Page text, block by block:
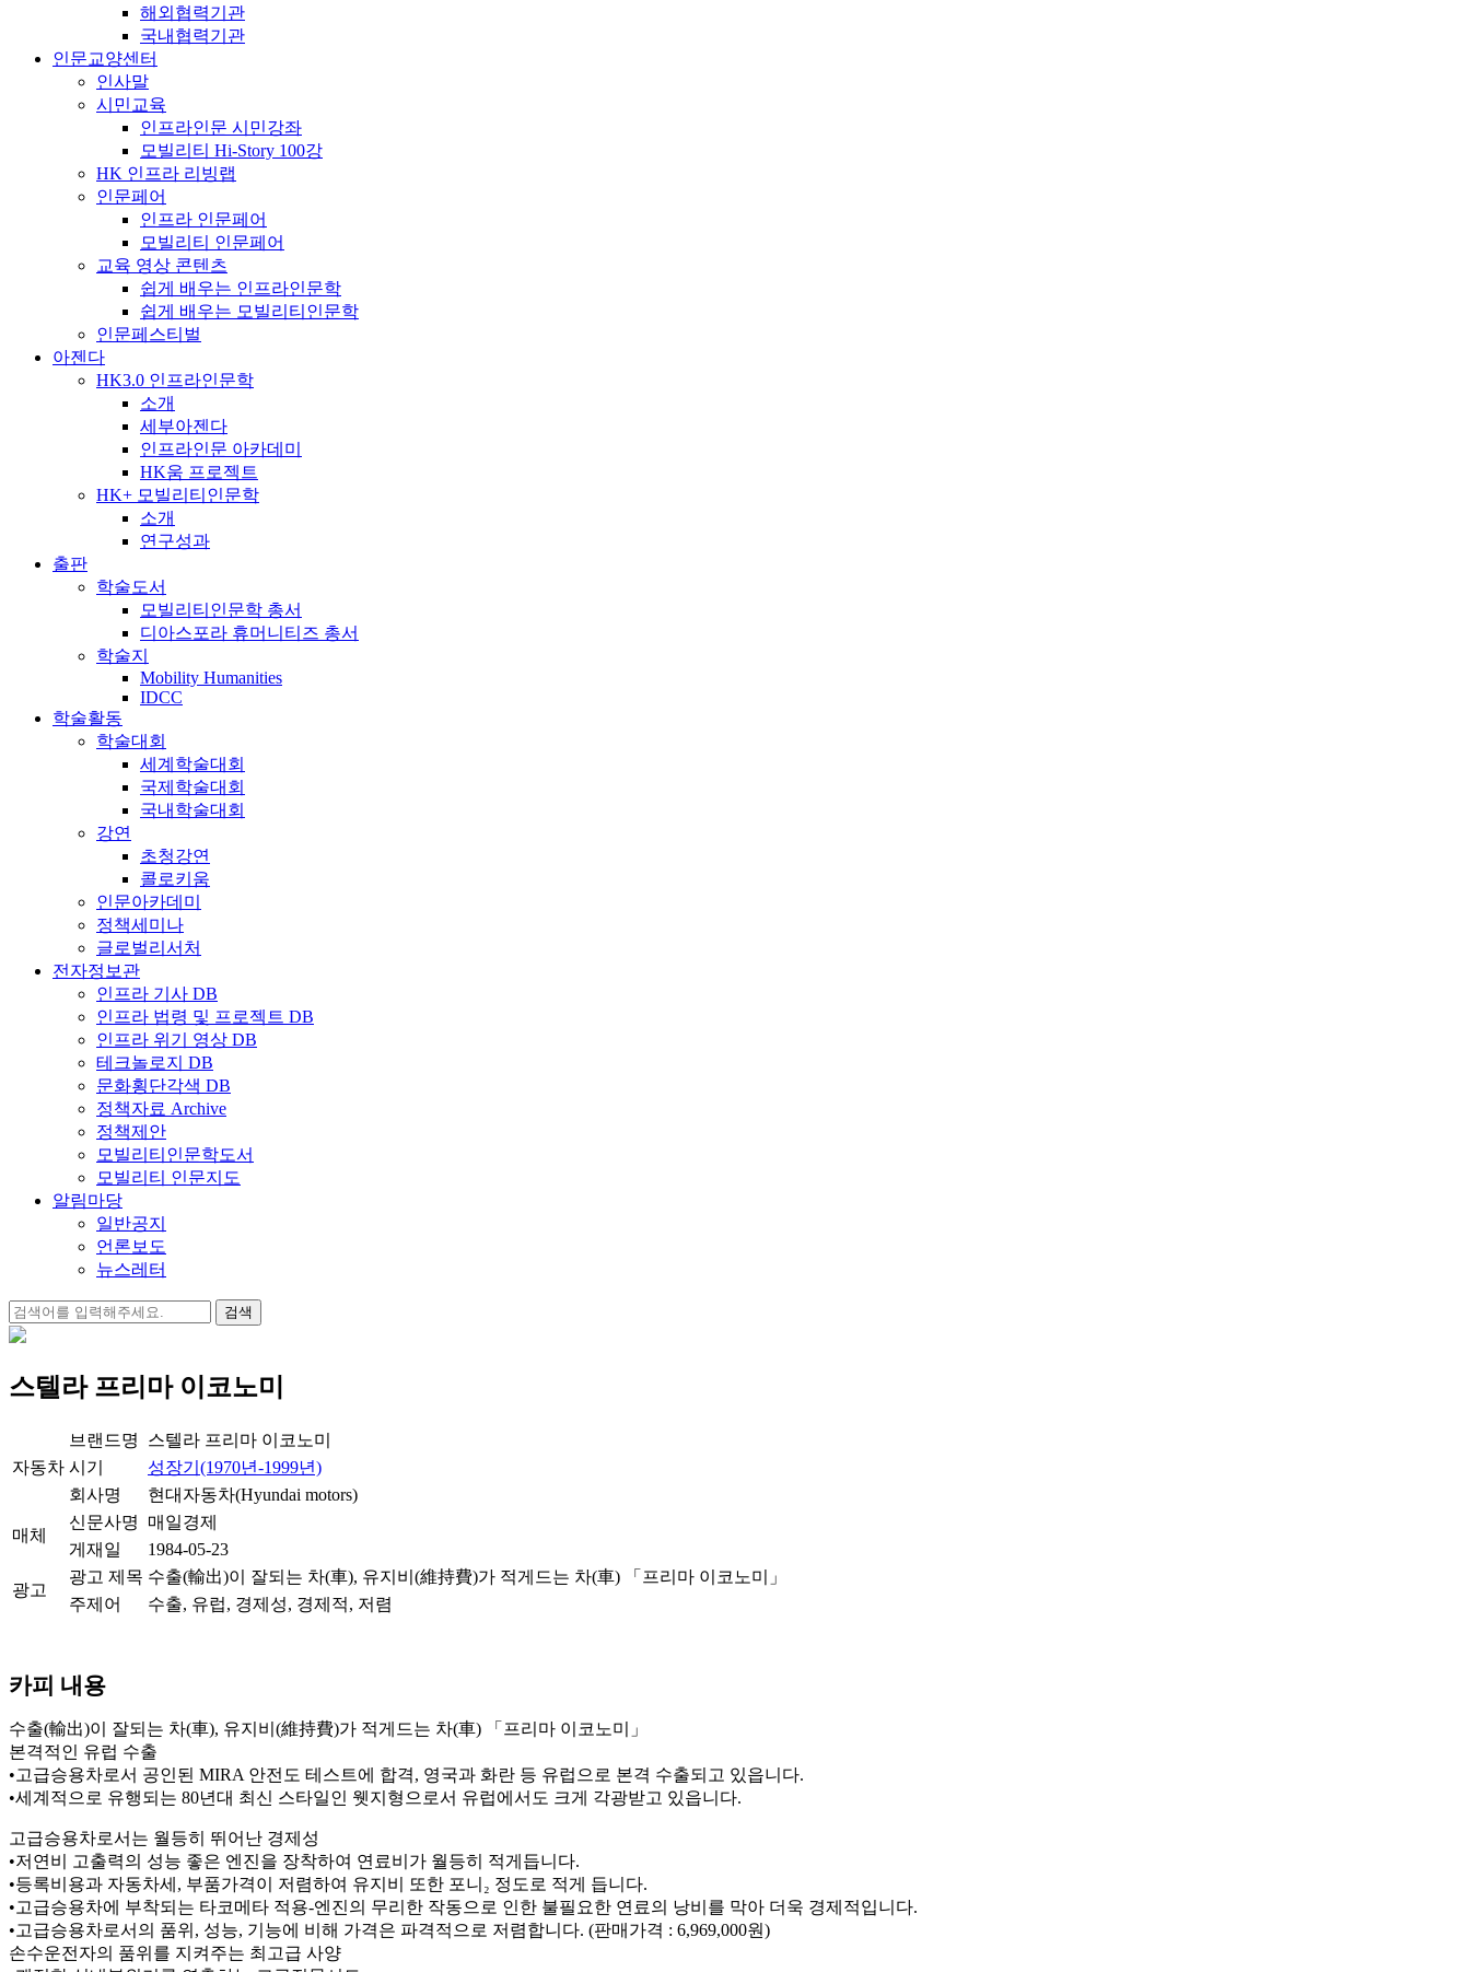
해외협력기관
국내협력기관
인문교양센터
인사말
시민교육
인프라인문 시민강좌
모빌리티 Hi-Story 100강
HK 인프라 리빙랩
인문페어
인프라 인문페어
모빌리티 인문페어
교육 영상 콘텐츠
쉽게 배우는 인프라인문학
쉽게 배우는 모빌리티인문학
인문페스티벌
아젠다
HK3.0 인프라인문학
소개
세부아젠다
인프라인문 아카데미
HK움 프로젝트
HK+ 모빌리티인문학
소개
연구성과
출판
학술도서
모빌리티인문학 총서
디아스포라 휴머니티즈 총서
학술지
Mobility Humanities
IDCC
학술활동
학술대회
세계학술대회
국제학술대회
국내학술대회
강연
초청강연
콜로키움
인문아카데미
정책세미나
글로벌리서처
전자정보관
인프라 기사 DB
인프라 법령 및 프로젝트 DB
인프라 위기 영상 DB
테크놀로지 DB
문화횡단각색 DB
정책자료 Archive
정책제안
모빌리티인문학도서
모빌리티 인문지도
알림마당
일반공지
언론보도
뉴스레터
검
색:
스텔라 프리마 이코노미
자동차
브랜드명
스텔라 프리마 이코노미
시기
성장기(1970년-1999년)
회사명
현대자동차(Hyundai motors)
매체
신문사명
매일경제
게재일
1984-05-23
광고
광고 제목 수출(輸出)이 잘되는 차(車), 유지비(維持費)가 적게드는 차(車) 「프리마 이코노미」
주제어
수출, 유럽, 경제성, 경제적, 저렴
카피 내용
수출(輸出)이 잘되는 차(車), 유지비(維持費)가 적게드는 차(車) 「프리마 이코노미」
본격적인 유럽 수출
•고급승용차로서 공인된 MIRA 안전도 테스트에 합격, 영국과 화란 등 유럽으로 본격 수출되고 있읍니다.
•세계적으로 유행되는 80년대 최신 스타일인 웻지형으로서 유럽에서도 크게 각광받고 있읍니다.
고급승용차로서는 월등히 뛰어난 경제성
•저연비 고출력의 성능 좋은 엔진을 장착하여 연료비가 월등히 적게듭니다.
•등록비용과 자동차세, 부품가격이 저렴하여 유지비 또한 포니₂ 정도로 적게 듭니다.
•고급승용차에 부착되는 타코메타 적용-엔진의 무리한 작동으로 인한 불필요한 연료의 낭비를 막아 더욱 경제적입니다.
•고급승용차로서의 품위, 성능, 기능에 비해 가격은 파격적으로 저렴합니다. (판매가격 : 6,969,000원)
손수운전자의 품위를 지켜주는 최고급 사양